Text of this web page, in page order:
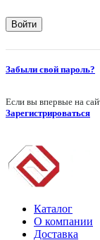
Забыли свой пароль?
Если вы впервые на
Зарегистрироваться
Каталог
О компании
Доставка